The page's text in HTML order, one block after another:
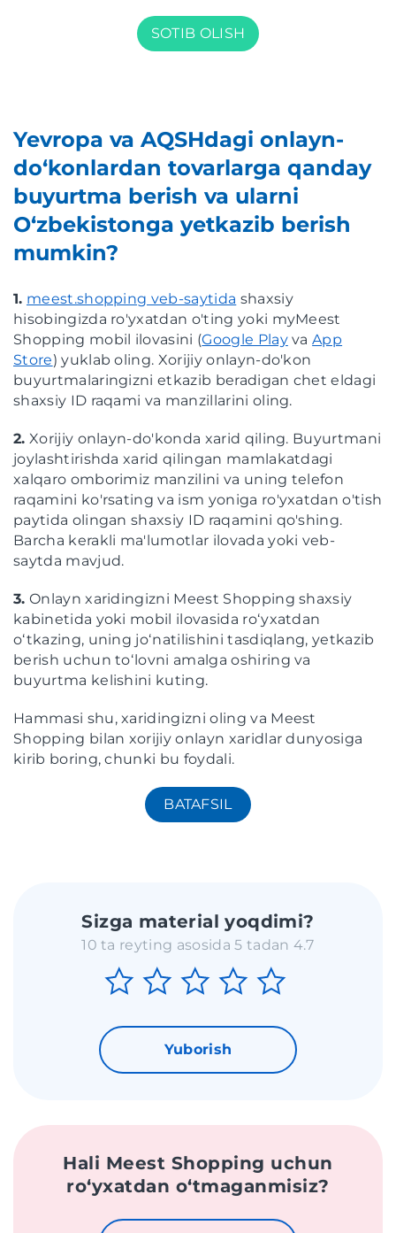
SOTIB OLISH
Yevropa va AQSHdagi onlayn-
do‘konlardan tovarlarga qanday
buyurtma berish va ularni
O‘zbekistonga yetkazib berish
mumkin?
1. meest.shopping veb-saytida shaxsiy
hisobingizda ro'yxatdan o'ting yoki myMeest
Shopping mobil ilovasini (Google PlayvaApp
Store) yuklab oling. Xorijiy onlayn-do'kon
buyurtmalaringizni etkazib beradigan chet eldagi
shaxsiy ID raqami va manzillarini oling.
2. Xorijiy onlayn-do'konda xarid qiling. Buyurtmani
joylashtirishda xarid qilingan mamlakatdagi
xalqaro omborimiz manzilini va uning telefon
raqamini ko'rsating va ism yoniga ro'yxatdan o'tish
paytida olingan shaxsiy ID raqamini qo'shing.
Barcha kerakli ma'lumotlar ilovada yoki veb-
saytda mavjud.
3. Onlayn xaridingizni Meest Shopping shaxsiy
kabinetida yoki mobil ilovasida roʻyxatdan
oʻtkazing, uning joʻnatilishini tasdiqlang, yetkazib
berish uchun toʻlovni amalga oshiring va
buyurtma kelishini kuting.
Hammasi shu, xaridingizni oling va Meest
Shopping bilan xorijiy onlayn xaridlar dunyosiga
kirib boring, chunki bu foydali.
BATAFSIL
Sizga material yoqdimi?
10 ta reyting asosida 5 tadan 4.7
Yuborish
Hali Meest Shopping uchun
roʻyxatdan oʻtmaganmisiz?